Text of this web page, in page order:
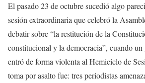
El pasado 23 de octubre sucedió algo
sesión extraordinaria que celebró la
debatir sobre “la restitución de la
constitucional y la democracia”, cuando
entró de forma violenta al Hemiciclo de
toma por asalto fue: tres periodistas